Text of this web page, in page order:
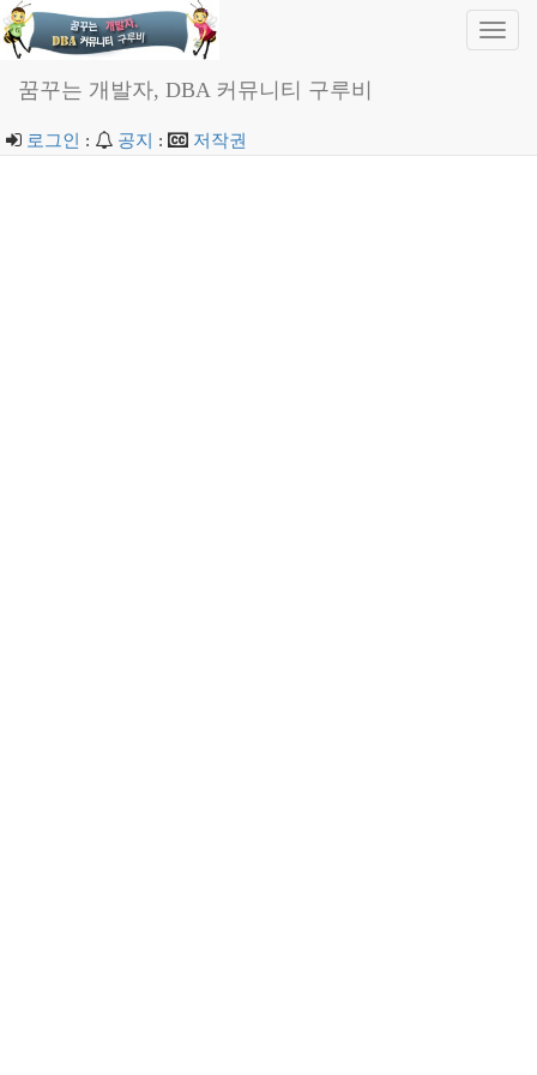
꿈꾸는 개발자, DBA 커뮤니티 구루비
로그인 : 공지 : 저작권